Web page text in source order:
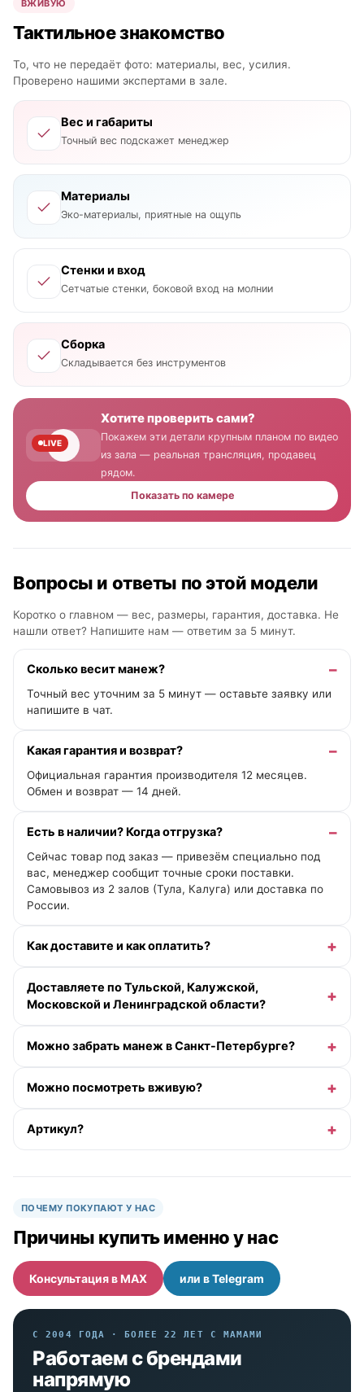
ВЖИВУЮ
Тактильное знакомство
То, что не передаёт фото: материалы, вес, усилия.
Проверено нашими экспертами в зале.
Вес и габариты
Точный вес подскажет менеджер
Материалы
Эко-материалы, приятные на ощупь
Стенки и вход
Сетчатые стенки, боковой вход на молнии
Сборка
Складывается без инструментов
LIVE
Хотите проверить сами?
Покажем эти детали крупным планом по видео
из зала — реальная трансляция, продавец
рядом.
Показать по камере
Вопросы и ответы по этой модели
Коротко о главном — вес, размеры, гарантия, доставка. Не
нашли ответ? Напишите нам — ответим за 5 минут.
Сколько весит манеж?
Точный вес уточним за 5 минут — оставьте заявку или
напишите в чат.
Какая гарантия и возврат?
Официальная гарантия производителя 12 месяцев.
Обмен и возврат — 14 дней.
Есть в наличии? Когда отгрузка?
Сейчас товар под заказ — привезём специально под
вас, менеджер сообщит точные сроки поставки.
Самовывоз из 2 залов (Тула, Калуга) или доставка по
России.
Как доставите и как оплатить?
Доставляете по Тульской, Калужской,
Московской и Ленинградской области?
Можно забрать манеж в Санкт-Петербурге?
Можно посмотреть вживую?
Артикул?
ПОЧЕМУ ПОКУПАЮТ У НАС
Причины купить именно у нас
Консультация в MAX или в Telegram
С 2004 ГОДА · БОЛЕЕ 22 ЛЕТ С МАМАМИ
Работаем с брендами
напрямую